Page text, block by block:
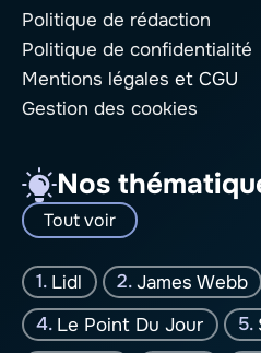
Politique de rédaction
Politique de confidentialité
Mentions légales et CGU
Gestion des cookies
Nos
Tout voir
Lidl James Webb
Le Point Du Jour